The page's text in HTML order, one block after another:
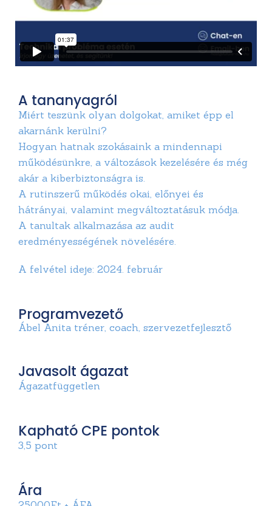
A tananyagról
Miért teszünk olyan dolgokat, amiket épp el
akarnánk kerülni?
Hogyan hatnak szokásaink a mindennapi
működésünkre, a változások kezelésére és még
akár a kiberbiztonságra is.
A rutinszerű működés okai, előnyei és
hátrányai, valamint megváltoztatásuk módja.
A tanultak alkalmazása az audit
eredményességének növelésére.
A felvétel ideje: 2024. február
Programvezető
Ábel Anita tréner, coach, szervezetfejlesztő
Javasolt ágazat
Ágazatfüggetlen
Kapható CPE pontok
3,5 pont
Ára